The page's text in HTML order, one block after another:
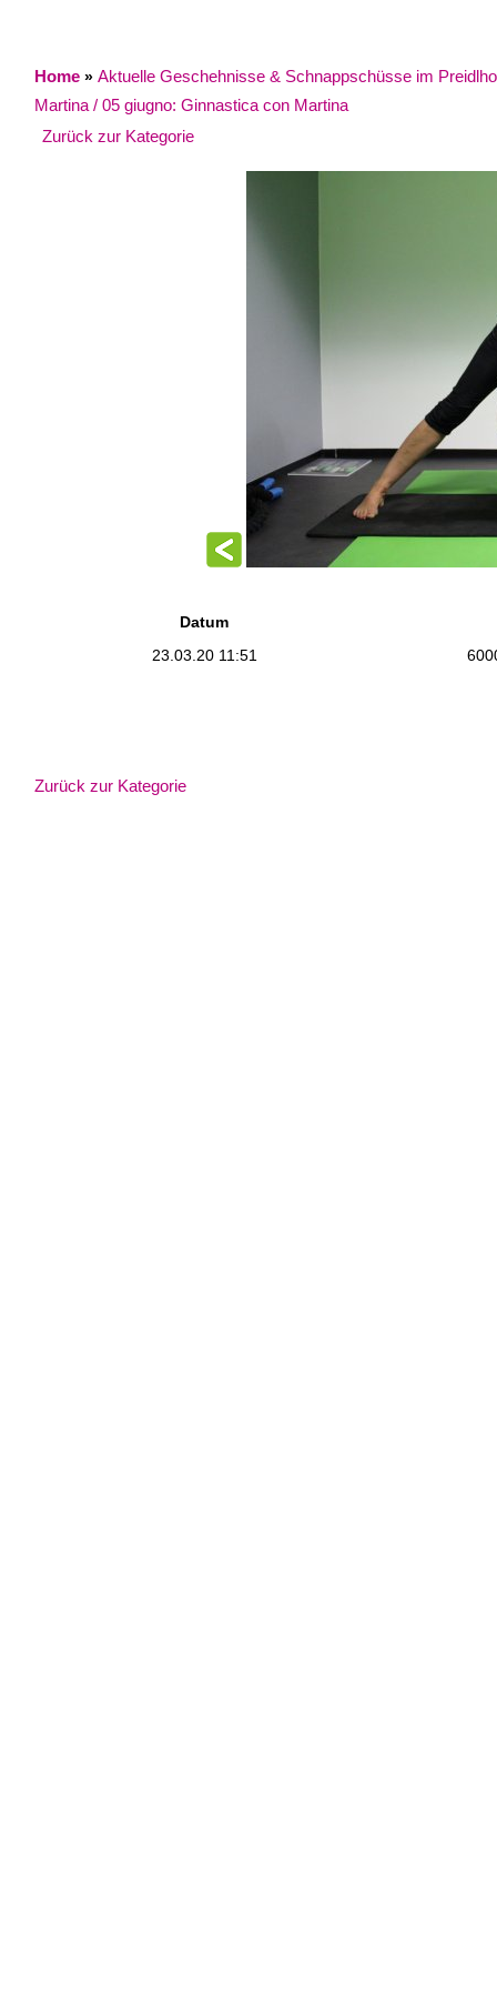
Home » Aktuelle Geschehnisse & Schnappschüsse im
Martina / 05 giugno: Ginnastica con Martina
Zurück zur Kategorie
Datum
23.03.20 11:51
Zurück zur Kategorie